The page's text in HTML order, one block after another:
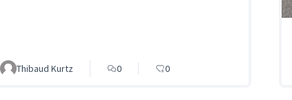
Thibaud Kurtz 0 0